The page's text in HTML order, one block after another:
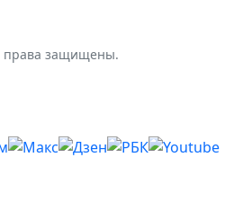
права защищены.